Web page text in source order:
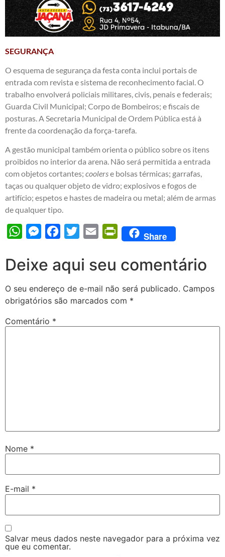
SEGURANÇA
O esquema de segurança da festa conta inclui portais de
entrada com revista e sistema de reconhecimento facial. O
trabalho envolverá policiais militares, civis, penais e federais;
Guarda Civil Municipal; Corpo de Bombeiros; e fiscais de
posturas. A Secretaria Municipal de Ordem Pública está à
frente da coordenação da força-tarefa.
A gestão municipal também orienta o público sobre os itens
proibidos no interior da arena. Não será permitida a entrada
com objetos cortantes; coolerse bolsas térmicas; garrafas,
taças ou qualquer objeto de vidro; explosivos e fogos de
artifício; espetos e hastes de madeira ou metal; além de armas
de qualquer tipo.
WhatsAppMessengerFacebook
Twitter Email PrintFriendly
Share
Deixe aqui seu comentário
O seu endereço de e-mail não será publicado. Campos
obrigatórios são marcados com *
Comentário *
Nome *
E-mail *
Salvar meus dados neste navegador para a próxima vez
que eu comentar.